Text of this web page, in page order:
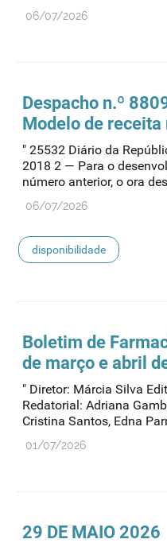
06/07/2026
Despacho n.º
Modelo de receita
" 25532 Diário da
2018 2 — Para o
número anterior, o ora
06/07/2026
disponibilidade
Boletim de
de março e abril
" Diretor: Márcia Silva
Redatorial: Adriana
Cristina Santos, Edna
01/07/2026
29 DE MAIO 2026